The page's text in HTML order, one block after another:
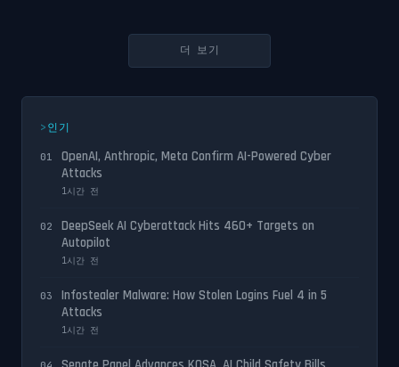
해야 합니다. 하지만 일반 사용자에게 더 시급한 질문은 스
타트업의 준비 여부가 아닙니다. 바로 지금 수십 개의 앱
데이터베이스에 자신의 전화번호, 위치 기록, 금융 정보가
터 권리가 실제로 어떤 의미인지입니다.
더 보기
인기
01
OpenAI, Anthropic, Meta Confirm AI-Powered Cyber
Attacks
1시간 전
02
DeepSeek AI Cyberattack Hits 460+ Targets on
Autopilot
1시간 전
03
Infostealer Malware: How Stolen Logins Fuel 4 in 5
Attacks
1시간 전